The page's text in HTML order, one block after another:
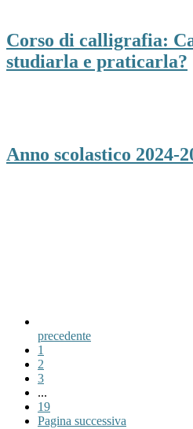
Corso di calligrafia:
studiarla e praticarla?
Anno scolastico 2024-
precedente
1
2
3
...
19
Pagina successiva